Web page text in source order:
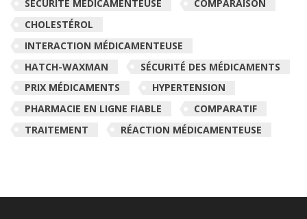
SÉCURITÉ MÉDICAMENTEUSE
COMPARAISON
CHOLESTÉROL
INTERACTION MÉDICAMENTEUSE
HATCH-WAXMAN
SÉCURITÉ DES MÉDICAMENTS
PRIX MÉDICAMENTS
HYPERTENSION
PHARMACIE EN LIGNE FIABLE
COMPARATIF
TRAITEMENT
RÉACTION MÉDICAMENTEUSE